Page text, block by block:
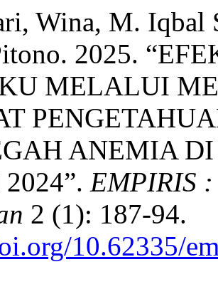
Wina, M. Iqbal
2025.
MELALUI
ANEMIA
EMPIRIS
2 (1): 187-94.
10.62335/